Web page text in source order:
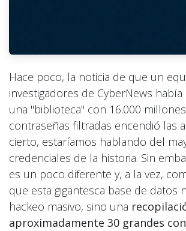
Hace poco, la noticia de que un
investigadores de CyberNews
una "biblioteca" con 16.000
contraseñas filtradas encendió las
cierto, estaríamos hablando del
credenciales de la historia. Sin
es un poco diferente y, a la vez,
que esta gigantesca base de datos
hackeo masivo, sino una
aproximadamente 30 grandes